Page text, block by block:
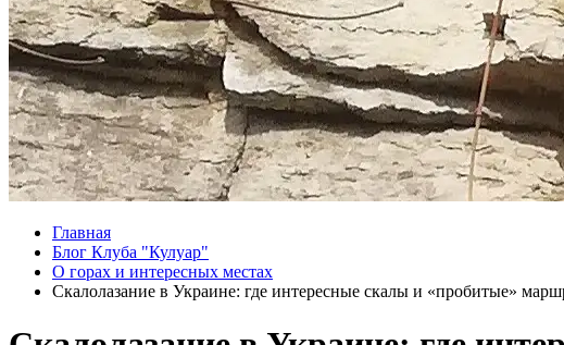
Главная
Блог Клуба "Кулуар"
О горах и интересных местах
Скалолазание в Украине: где интересные скалы и «пробитые»